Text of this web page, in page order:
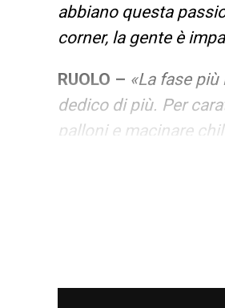
abbiano questa
corner, la gente è
RUOLO – «La fase
dedico di più. Per
palloni e macinare